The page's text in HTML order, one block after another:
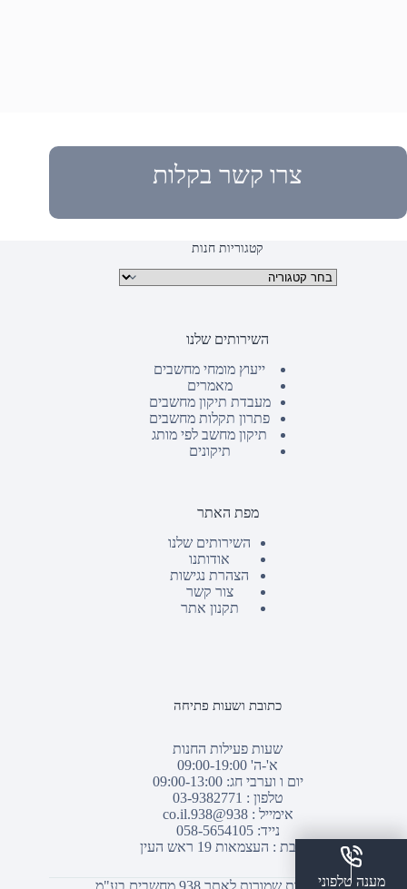
צרו קשר בקלות
קטגוריות חנות
קטגוריות מוצרים
השירותים שלנו
ייעוץ מומחי מחשבים
מאמרים
מעבדת תיקון מחשבים
פתרון תקלות מחשבים
תיקון מחשב לפי מותג
תיקונים
מפת האתר
השירותים שלנו
אודותנו
הצהרת נגישות
צור קשר
תקנון אתר
כתובת ושעות פתיחה
שעות פעילות החנות
א'-ה' 09:00-19:00
יום ו וערבי חג: 09:00-13:00
טלפון : 03-9382771
אימייל :938@938.co.il
נייד: 058-5654105
כתובת : העצמאות 19 ראש העין
© כל הזכויות שמורות לאתר 938 מחשבים בע"מ
מענה טלפוני